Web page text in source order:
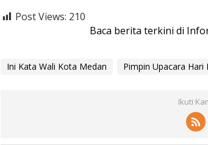
Post Views: 210
Baca berita terkini di
Ini Kata Wali Kota Medan Pimpin Upacara Hari
Ikuti